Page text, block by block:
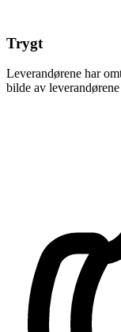
Trygt
Leverandørene har
bilde av